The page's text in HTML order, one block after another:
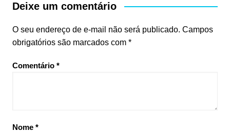
Deixe um comentário
O seu endereço de e-mail não será publicado. Campos
obrigatórios são marcados com *
Comentário *
Nome *